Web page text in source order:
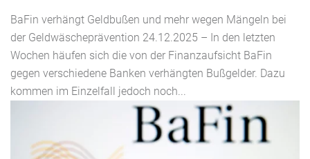
BaFin verhängt Geldbußen und mehr wegen Mängeln bei
der Geldwäscheprävention 24.12.2025 – In den letzten
Wochen häufen sich die von der Finanzaufsicht BaFin
gegen verschiedene Banken verhängten Bußgelder. Dazu
kommen im Einzelfall jedoch noch...